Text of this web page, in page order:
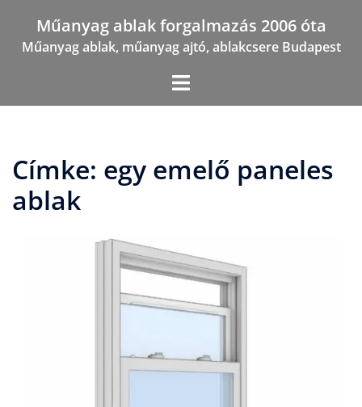
content
Műanyag ablak forgalmazás 2006 óta
Műanyag ablak, műanyag ajtó, ablakcsere Budapest
Címke: egy emelő paneles
ablak